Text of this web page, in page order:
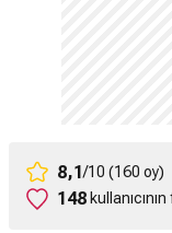
8,1/10 (160 oy)
148